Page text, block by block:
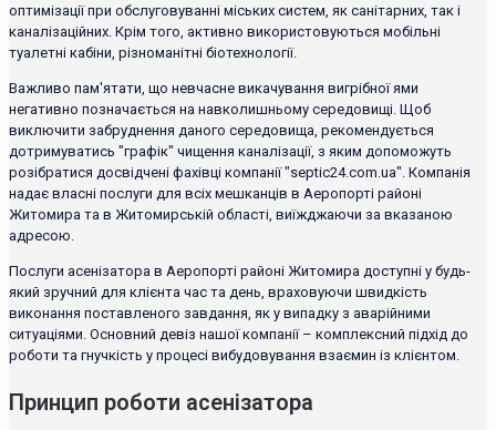
оптимізації при обслуговуванні міських систем, як санітарних, так і
каналізаційних. Крім того, активно використовуються мобільні
туалетні кабіни, різноманітні біотехнології.
Важливо пам'ятати, що невчасне викачування вигрібної ями
негативно позначається на навколишньому середовищі. Щоб
виключити забруднення даного середовища, рекомендується
дотримуватись "графік" чищення каналізації, з яким допоможуть
розібратися досвідчені фахівці компанії "septic24.com.ua". Компанія
надає власні послуги для всіх мешканців в Аеропорті районі
Житомира та в Житомирській області, виїжджаючи за вказаною
адресою.
Послуги асенізатора в Аеропорті районі Житомира доступні у будь-
який зручний для клієнта час та день, враховуючи швидкість
виконання поставленого завдання, як у випадку з аварійними
ситуаціями. Основний девіз нашої компанії – комплексний підхід до
роботи та гнучкість у процесі вибудовування взаємин із клієнтом.
Принцип роботи асенізатора